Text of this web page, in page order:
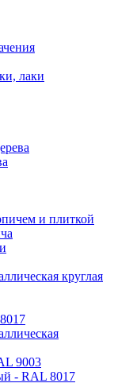
лаки
и плиткой
круглая
9003
- RAL 8017